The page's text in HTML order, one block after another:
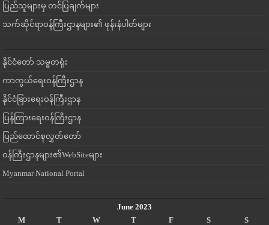
ပြည်သူများမှ တင်ပြချက်များ
သက်ဆိုင်ရာဝန်ကြီးဌာနများ၏ ဖုန်းနံပါတ်များ
နိုင်ငံတော် သမ္မတရုံး
ကာကွယ်ရေးဝန်ကြီးဌာန
နိုင်ငံခြားရေးဝန်ကြီးဌာန
ပြန်ကြားရေးဝန်ကြီးဌာန
ပြည်ထောင်စုလွှတ်တော်
ဝန်ကြီးဌာနများ၏WebSiteများ
Myanmar National Portal
June 2023
M
T W T F S S